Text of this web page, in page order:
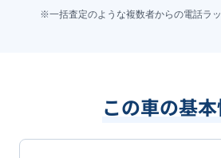
※一括査定のような複数者からの電話ラ
この車の基